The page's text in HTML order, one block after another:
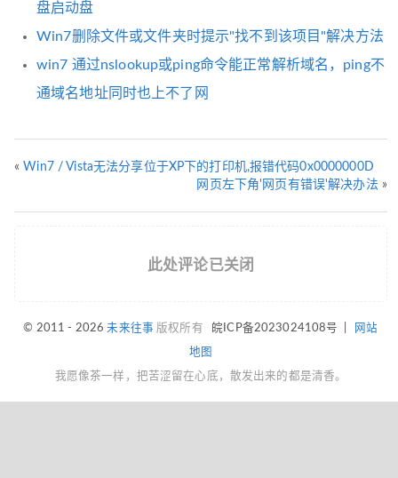
盘启动盘
Win7删除文件或文件夹时提示"找不到该项目"解决方法
win7 通过nslookup或ping命令能正常解析域名，ping不
通域名地址同时也上不了网
« Win7 / Vista无法分享位于XP下的打印机,报错代码0x0000000D
网页左下角'网页有错误'解决办法»
此处评论已关闭
© 2011 - 2026未来往事 版权所有 皖ICP备2023024108号 网站
地图
我愿像茶一样，把苦涩留在心底，散发出来的都是清香。